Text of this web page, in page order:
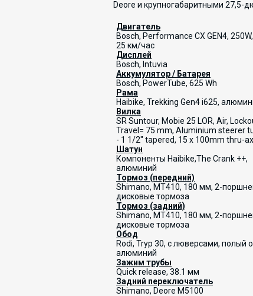
Deore и крупногабаритными
Двигатель
Bosch, Performance CX GEN4,
25 км/час
Дисплей
Bosch, Intuvia
Аккумулятор / Батарея
Bosch, PowerTube, 625 Wh
Рама
Haibike, Trekking Gen4 i625,
Вилка
SR Suntour, Mobie 25 LOR, Air,
Travel= 75 mm, Aluminium steerer
- 1 1/2" tapered, 15 x 100mm thru-
Шатун
Компоненты Haibike,The Crank ++,
алюминий
Тормоз (передний)
Shimano, MT410, 180 мм, 2-
дисковые тормоза
Тормоз (задний)
Shimano, MT410, 180 мм, 2-
дисковые тормоза
Обод
Rodi, Tryp 30, с люверсами, полый
алюминий
Зажим трубы
Quick release, 38.1 мм
Задний переключатель
Shimano, Deore M5100